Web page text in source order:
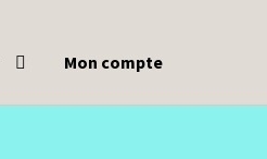
Mon compte